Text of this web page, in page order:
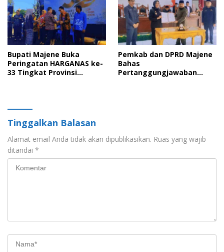
Bupati Majene Buka
Peringatan HARGANAS ke-
33 Tingkat Provinsi
Pemkab dan DPRD Majene
Bahas
Pertanggungjawaban
Tinggalkan Balasan
Alamat email Anda tidak akan dipublikasikan. Ruas yang wajib
ditandai *